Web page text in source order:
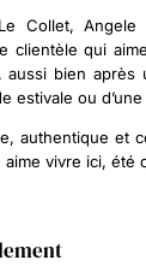
Collet, Angele
clientèle qui
aussi bien après
estivale ou
authentique et
aime vivre ici, été